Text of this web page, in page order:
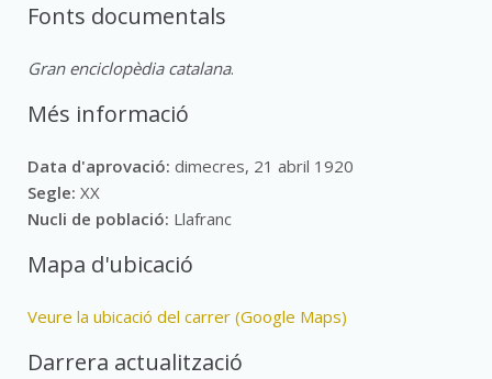
Fonts documentals
Gran enciclopèdia catalana.
Més informació
Data d'aprovació: dimecres, 21 abril 1920
Segle: XX
Nucli de població: Llafranc
Mapa d'ubicació
Veure la ubicació del carrer (Google Maps)
Darrera actualització